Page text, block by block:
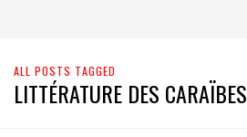
ALL POSTS TAGGED
LITTÉRATURE DES CARAÏBES